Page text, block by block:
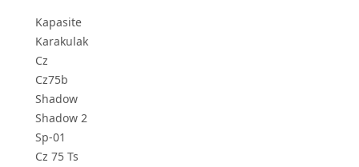
Kapasite
Karakulak
Cz
Cz75b
Shadow
Shadow 2
Sp-01
Cz 75 Ts